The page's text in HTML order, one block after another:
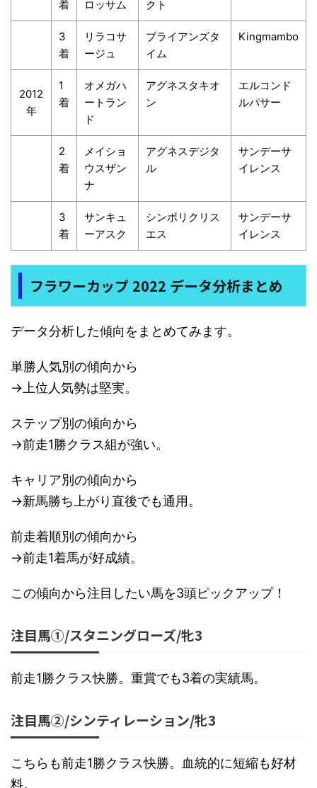
着
ロッサム
クト
3
着
リラコサ
ージュ
ブライアンズタ
イム
Kingmambo
2012
年
1
着
オメガハ
ートラン
ド
アグネスタキオ
ン
エルコンド
ルパサー
2
着
メイショ
ウスザン
ナ
アグネスデジタ
ル
サンデーサ
イレンス
3
着
サンキュ
ーアスク
シンボリクリス
エス
サンデーサ
イレンス
フラワーカップ 2022 データ分析まとめ
データ分析した傾向をまとめてみます。
単勝人気別の傾向から
→上位人気勢は堅実。
ステップ別の傾向から
→前走1勝クラス組が強い。
キャリア別の傾向から
→新馬勝ち上がり直後でも通用。
前走着順別の傾向から
→前走1着馬が好成績。
この傾向から注目したい馬を3頭ピックアップ！
注目馬①/スタニングローズ/牝3
前走1勝クラス快勝。重賞でも3着の実績馬。
注目馬②/シンティレーション/牝3
こちらも前走1勝クラス快勝。血統的に短縮も好材
料。